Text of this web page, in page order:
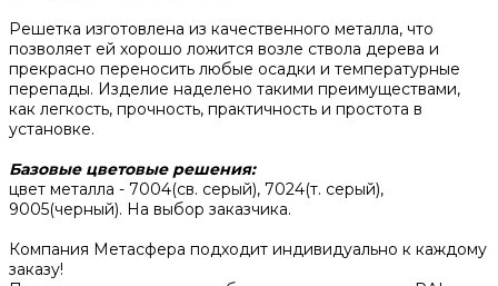
Решетка изготовлена из качественного металла, что
позволяет ей хорошо ложится возле ствола дерева и
прекрасно переносить любые осадки и температурные
перепады. Изделие наделено такими преимуществами,
как легкость, прочность, практичность и простота в
установке.
Базовые цветовые решения:
цвет металла - 7004(св. серый), 7024(т. серый),
9005(черный). На выбор заказчика.
Компания Метасфера подходит индивидуально к каждому
заказу!